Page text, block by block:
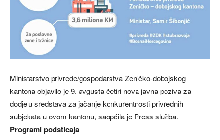
Ministarstvo privrede/gospodarstva Zeničko-dobojskog
kantona objavilo je 9. avgusta četiri nova javna poziva za
dodjelu sredstava za jačanje konkurentnosti privrednih
subjekata u ovom kantonu, saopćila je Press služba.
Programi podsticaja